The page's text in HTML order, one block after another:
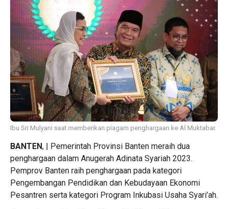
Ibu Sri Mulyani saat memberikan piagam penghargaan ke Al Muktabar.
BANTEN, | Pemerintah Provinsi Banten meraih dua
penghargaan dalam Anugerah Adinata Syariah 2023.
Pemprov Banten raih penghargaan pada kategori
Pengembangan Pendidikan dan Kebudayaan Ekonomi
Pesantren serta kategori Program Inkubasi Usaha Syari’ah.